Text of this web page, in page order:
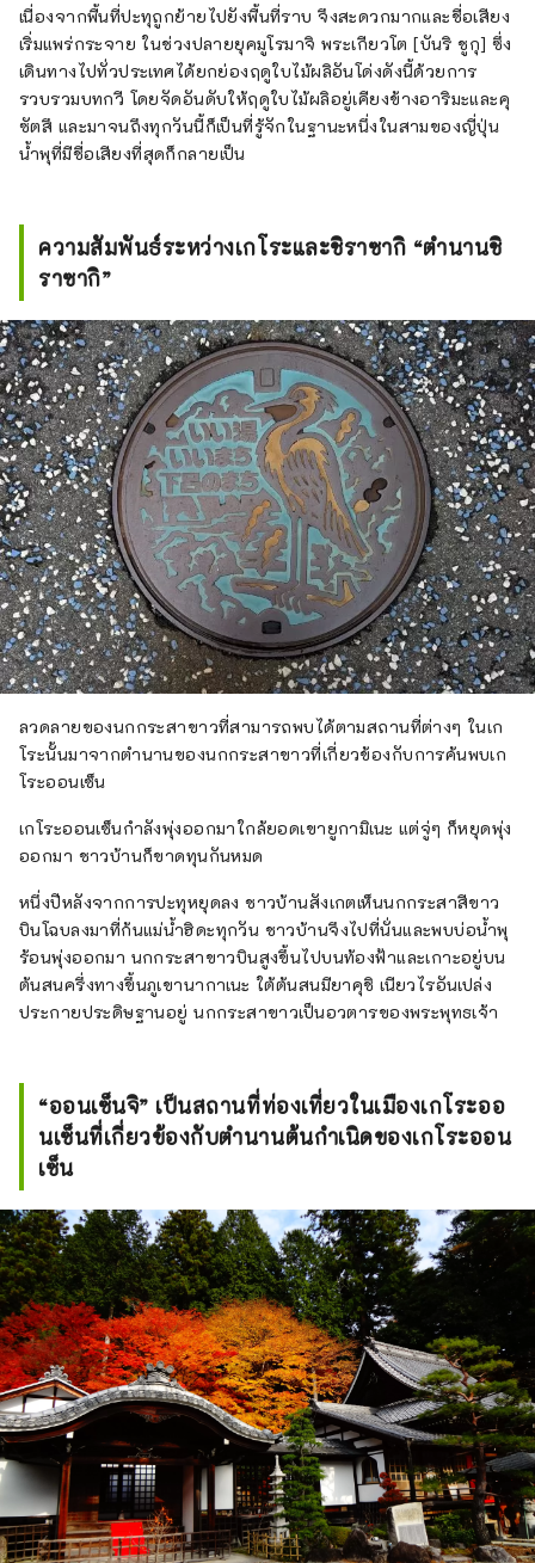
เนื่องจากพื้นที่ปะทุถูกย้ายไปยังพื้นที่ราบ จึงสะดวกมากและชื่อเสียง
เริ่มแพร่กระจาย ในช่วงปลายยุคมูโรมาจิ พระเกียวโต [บันริ ชูกุ] ซึ่ง
เดินทางไปทั่วประเทศได้ยกย่องฤดูใบไม้ผลิอันโด่งดังนี้ด้วยการ
รวบรวมบทกวี โดยจัดอันดับให้ฤดูใบไม้ผลิอยู่เคียงข้างอาริมะและคุ
ซัตสึ และมาจนถึงทุกวันนี้ก็เป็นที่รู้จักในฐานะหนึ่งในสามของญี่ปุ่น
น้ำพุที่มีชื่อเสียงที่สุดก็กลายเป็น
ความสัมพันธ์ระหว่างเกโระและชิราซากิ “ตำนานชิ
ราซากิ”
ลวดลายของนกกระสาขาวที่สามารถพบได้ตามสถานที่ต่างๆ ในเก
โระนั้นมาจากตำนานของนกกระสาขาวที่เกี่ยวข้องกับการค้นพบเก
โระออนเซ็น
เกโระออนเซ็นกำลังพุ่งออกมาใกล้ยอดเขายูกามิเนะ แต่จู่ๆ ก็หยุดพุ่ง
ออกมา ชาวบ้านก็ขาดทุนกันหมด
หนึ่งปีหลังจากการปะทุหยุดลง ชาวบ้านสังเกตเห็นนกกระสาสีขาว
บินโฉบลงมาที่ก้นแม่น้ำฮิดะทุกวัน ชาวบ้านจึงไปที่นั่นและพบบ่อน้ำพุ
ร้อนพุ่งออกมา นกกระสาขาวบินสูงขึ้นไปบนท้องฟ้าและเกาะอยู่บน
ต้นสนครึ่งทางขึ้นภูเขานากาเนะ ใต้ต้นสนมียาคุชิ เนียวไรอันเปล่ง
ประกายประดิษฐานอยู่ นกกระสาขาวเป็นอวตารของพระพุทธเจ้า
“ออนเซ็นจิ” เป็นสถานที่ท่องเที่ยวในเมืองเกโระออ
นเซ็นที่เกี่ยวข้องกับตำนานต้นกำเนิดของเกโระออน
เซ็น